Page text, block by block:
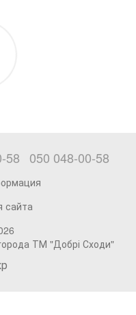
58 050 048-00-58
сайта
ТМ "Добрі Сходи"